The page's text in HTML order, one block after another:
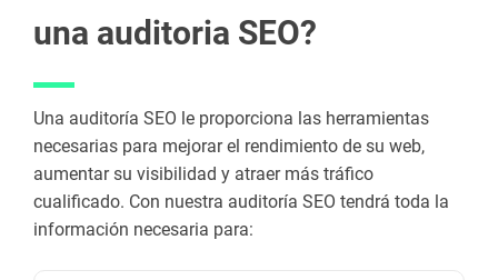
una auditoria SEO?
Una auditoría SEO le proporciona las herramientas
necesarias para mejorar el rendimiento de su web,
aumentar su visibilidad y atraer más tráfico
cualificado. Con nuestra auditoría SEO tendrá toda la
información necesaria para: